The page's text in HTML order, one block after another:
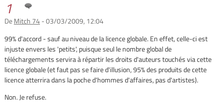
1
DeMitch 74- 03/03/2009, 12:04
99% d'accord - sauf au niveau de la licence globale. En effet, celle-ci est
injuste envers les 'petits', puisque seul le nombre global de
téléchargements servira à répartir les droits d'auteurs touchés via cette
licence globale (et faut pas se faire d'illusion, 95% des produits de cette
licence atterrira dans la poche d'hommes d'affaires, pas d'artistes).
Non. Je refuse.